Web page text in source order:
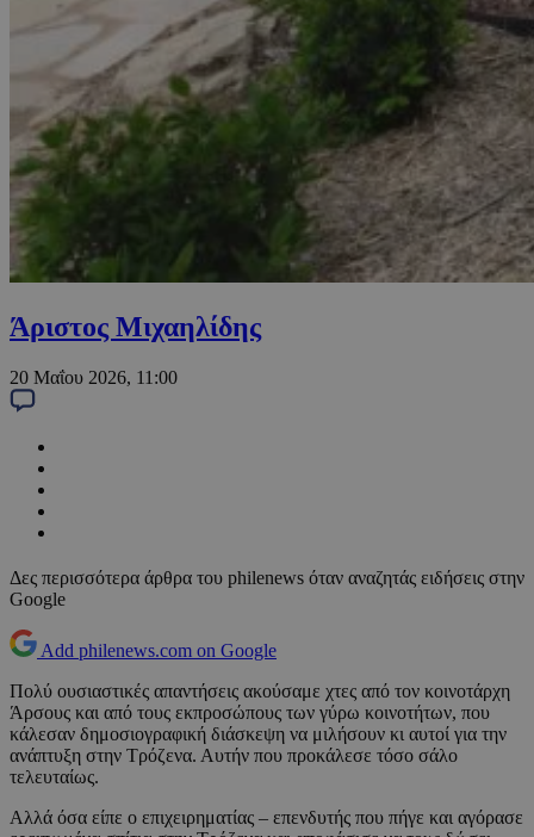
Άριστος Μιχαηλίδης
20 Μαΐου 2026, 11:00
Δες περισσότερα άρθρα του philenews όταν αναζητάς ειδήσεις στην
Google
Add philenews.com on Google
Πολύ ουσιαστικές απαντήσεις ακούσαμε χτες από τον κοινοτάρχη
Άρσους και από τους εκπροσώπους των γύρω κοινοτήτων, που
κάλεσαν δημοσιογραφική διάσκεψη να μιλήσουν κι αυτοί για την
ανάπτυξη στην Τρόζενα. Αυτήν που προκάλεσε τόσο σάλο
τελευταίως.
Αλλά όσα είπε ο επιχειρηματίας – επενδυτής που πήγε και αγόρασε